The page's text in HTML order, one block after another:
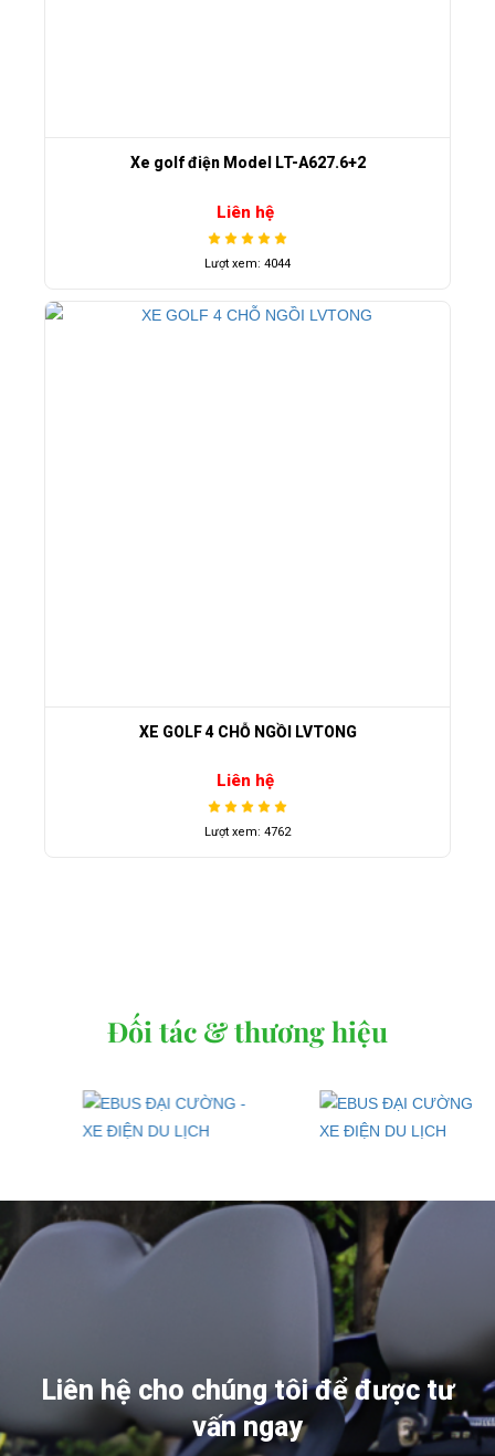
Xe golf điện Model LT-A627.6+2
Liên hệ
Lượt xem: 4044
XE GOLF 4 CHỖ NGỒI LVTONG
Liên hệ
Lượt xem: 4762
Đối tác & thương hiệu
Liên hệ cho chúng tôi để được tư
vấn ngay